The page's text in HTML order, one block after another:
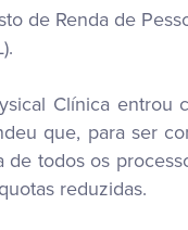
de Renda de
Clínica entrou
que, para ser
de todos os
reduzidas.